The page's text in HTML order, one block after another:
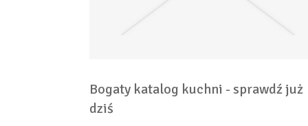
Bogaty katalog kuchni - sprawdź już
dziś